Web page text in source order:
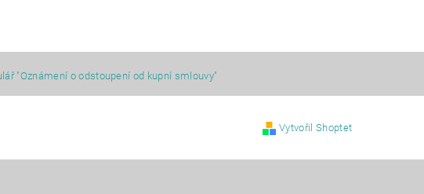
"Oznámení o odstoupení od kupní smlouvy"
Vytvořil Shoptet